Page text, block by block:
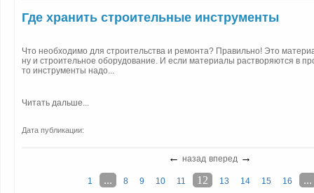
Где хранить строительные инструменты
Что необходимо для строительства и ремонта? Правильно! Это
ну и строительное оборудование. И если материалы растворяются в
то инструменты надо...
Читать дальше...
Дата публикации:
← назад вперед →
1 ... 8 9 10 11 12 13 14 15 16 ...